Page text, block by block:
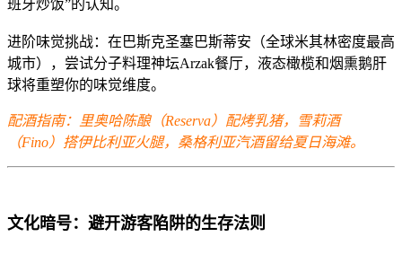
班牙炒饭”的认知。
进阶味觉挑战：在巴斯克圣塞巴斯蒂安（全球米其林密度最高
城市），尝试分子料理神坛Arzak餐厅，液态橄榄和烟熏鹅肝
球将重塑你的味觉维度。
配酒指南：里奥哈陈酿（Reserva）配烤乳猪，雪莉酒
（Fino）搭伊比利亚火腿，桑格利亚汽酒留给夏日海滩。
文化暗号：避开游客陷阱的生存法则